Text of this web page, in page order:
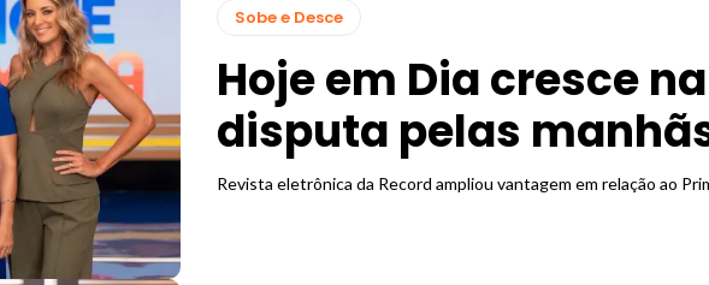
Sobe e Desce
Hoje em Dia cresce na
disputa pelas
Revista eletrônica da Record ampliou vantagem em relação ao